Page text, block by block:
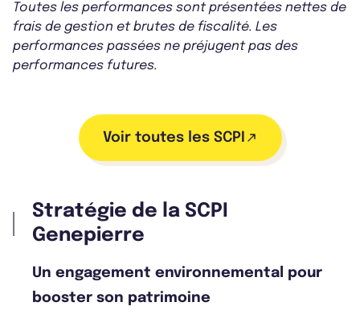
Toutes les performances sont présentées nettes de
frais de gestion et brutes de fiscalité. Les
performances passées ne préjugent pas des
performances futures.
Voir toutes les SCPI
Stratégie de la SCPI
Genepierre
Un engagement environnemental pour
booster son patrimoine